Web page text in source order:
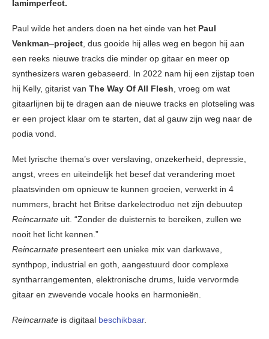
Iamimperfect.
Paul wilde het anders doen na het einde van het Paul
Venkman–project, dus gooide hij alles weg en begon hij aan
een reeks nieuwe tracks die minder op gitaar en meer op
synthesizers waren gebaseerd. In 2022 nam hij een zijstap toen
hij Kelly, gitarist van The Way Of All Flesh, vroeg om wat
gitaarlijnen bij te dragen aan de nieuwe tracks en plotseling was
er een project klaar om te starten, dat al gauw zijn weg naar de
podia vond.
Met lyrische thema’s over verslaving, onzekerheid, depressie,
angst, vrees en uiteindelijk het besef dat verandering moet
plaatsvinden om opnieuw te kunnen groeien, verwerkt in 4
nummers, bracht het Britse darkelectroduo net zijn debuutep
Reincarnate uit. “Zonder de duisternis te bereiken, zullen we
nooit het licht kennen.”
Reincarnate presenteert een unieke mix van darkwave,
synthpop, industrial en goth, aangestuurd door complexe
syntharrangementen, elektronische drums, luide vervormde
gitaar en zwevende vocale hooks en harmonieën.
Reincarnate is digitaal beschikbaar.